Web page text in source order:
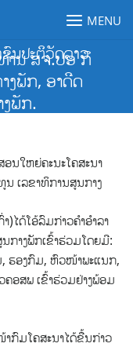
ນປະຕິວັດລາວ
MENU
ານ ສຈ.ປອ ກິ
ງພັກ, ອາດີດ
ພັກ.
ນໃຫຍ່ຄະນະໂຄສະນາ
ເລຂາທິການສູນກາງ
)ໄດ້ໂອ້ລົມກ່າວຄຳອຳລາ
າງພັກເຂົ້າຮ່ວມໂດຍມີ:
, ຮອງກົມ, ຫົວໜ້າພະແນກ,
ອສພ ເຂົ້າຮ່ວມຢ່າງພ້ອມ
ກົມໂຄສະນາໄດ້ຂື້ນກ່າວ